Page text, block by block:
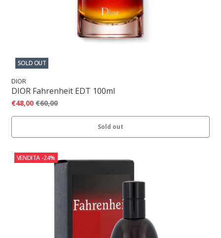
SOLD OUT
DIOR
DIOR Fahrenheit EDT 100ml
€48,00 €60,00
Sold out
VENDITA -24%